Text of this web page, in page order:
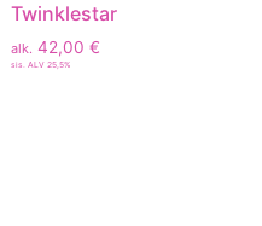
Twinklestar
alk. 42,00 €
sis. ALV 25,5%